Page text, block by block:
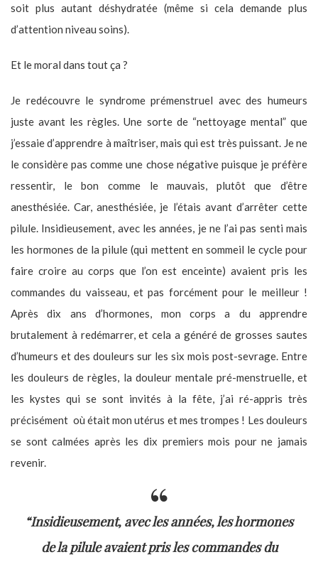
soit plus autant déshydratée (même si cela demande plus
d’attention niveau soins).
Et le moral dans tout ça ?
Je redécouvre le syndrome prémenstruel avec des humeurs
juste avant les règles. Une sorte de “nettoyage mental” que
j’essaie d’apprendre à maîtriser, mais qui est très puissant. Je ne
le considère pas comme une chose négative puisque je préfère
ressentir, le bon comme le mauvais, plutôt que d’être
anesthésiée. Car, anesthésiée, je l’étais avant d’arrêter cette
pilule. Insidieusement, avec les années, je ne l’ai pas senti mais
les hormones de la pilule (qui mettent en sommeil le cycle pour
faire croire au corps que l’on est enceinte) avaient pris les
commandes du vaisseau, et pas forcément pour le meilleur !
Après dix ans d’hormones, mon corps a du apprendre
brutalement à redémarrer, et cela a généré de grosses sautes
d’humeurs et des douleurs sur les six mois post-sevrage. Entre
les douleurs de règles, la douleur mentale pré-menstruelle, et
les kystes qui se sont invités à la fête, j’ai ré-appris très
précisément où était mon utérus et mes trompes ! Les douleurs
se sont calmées après les dix premiers mois pour ne jamais
revenir.
“Insidieusement, avec les années, les hormones
de la pilule avaient pris les commandes du